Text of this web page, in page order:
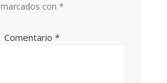
marcados con *
Comentario *